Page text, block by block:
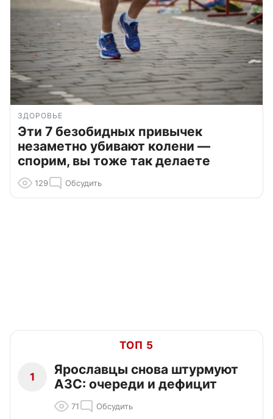
ЗДОРОВЬЕ
Эти 7 безобидных привычек
незаметно убивают колени —
спорим, вы тоже так делаете
129 Обсудить
ТОП 5
1
Ярославцы снова штурмуют
АЗС: очереди и дефицит
71 Обсудить